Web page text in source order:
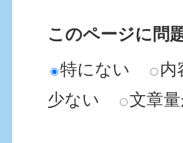
このページに問
特にない
内
少ない
文章